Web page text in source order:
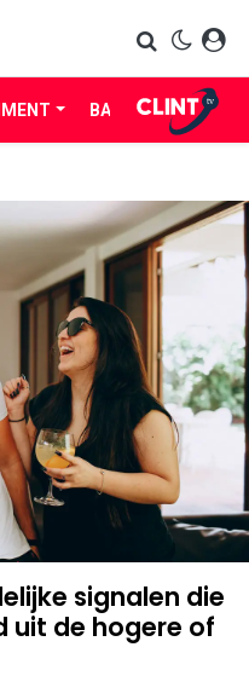
BABES LIFE
signalen die
uit de hogere of